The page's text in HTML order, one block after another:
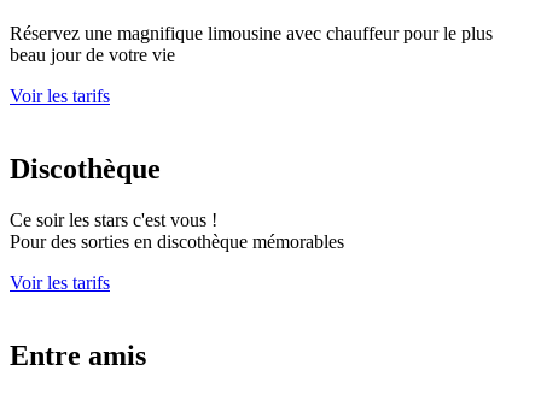
Réservez une magnifique limousine avec chauffeur pour le plus
beau jour de votre vie
Voir les tarifs
Discothèque
Ce soir les stars c'est vous !
Pour des sorties en discothèque mémorables
Voir les tarifs
Entre amis